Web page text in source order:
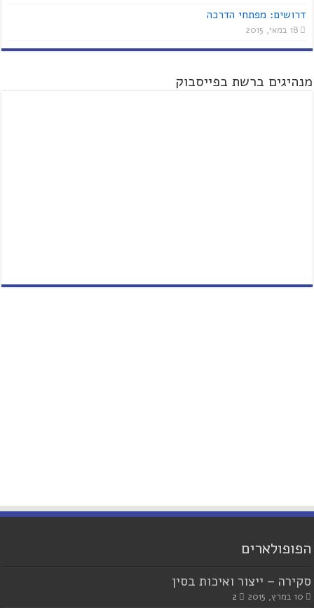
דרושים: מפתחי הדרכה
18 במאי, 2015
מנהיגים ברשת בפייסבוק
הפופולארים
סקירה – ייצור ואיכות בסין
10 במרץ, 2015 2